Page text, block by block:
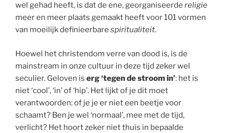
wel gehad heeft, is dat de ene, georganiseerde religie
meer en meer plaats gemaakt heeft voor 101 vormen
van moeilijk definieerbare spiritualiteit.
Hoewel het christendom verre van dood is, is de
mainstream in onze cultuur in deze tijd zeker wel
seculier. Geloven is erg ‘tegen de stroom in’: het is
niet ‘cool’, ‘in’ of ‘hip’. Het lijkt of je dit moet
verantwoorden: of je je er niet een beetje voor
schaamt? Ben je wel ‘normaal’, mee met de tijd,
verlicht? Het hoort zeker niet thuis in bepaalde